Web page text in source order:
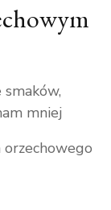
mniej
orzechowego